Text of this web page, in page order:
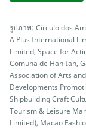
รูปภาพ: Círculo dos
A Plus International
Limited, Space for
Comuna de Han-Ian,
Association of Arts
Developments
Shipbuilding Craft
Tourism & Leisure
Limited), Macao